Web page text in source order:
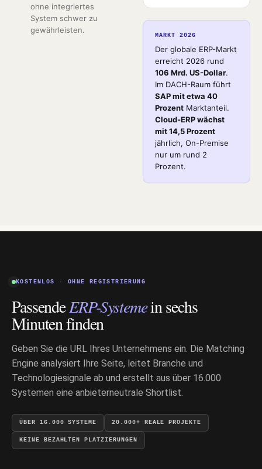
ohne integriertes
System schwer zu
gewährleisten.
MARKT 2026
Der globale ERP-Markt
erreicht 2026 rund
106 Mrd. US-Dollar.
Im DACH-Raum führt
SAP mit etwa 40
Prozent Marktanteil.
Cloud-ERP wächst
mit 14,5 Prozent
jährlich, On-Premise
nur um rund 2
Prozent.
KOSTENLOS · OHNE REGISTRIERUNG
PassendeERP-Systemein sechs
Minuten finden
Geben Sie die URL Ihres Unternehmens ein. Die Matching
Engine analysiert Ihre Seite, leitet Branche und
Technologiesignale ab und erstellt aus über 16.000
Systemen eine anbieterneutrale Shortlist.
ÜBER 16.000 SYSTEME 20.000+ REALE PROJEKTE
KEINE BEZAHLTEN PLATZIERUNGEN